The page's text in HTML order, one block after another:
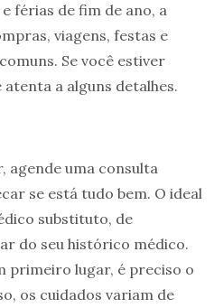
férias de fim de ano, a
viagens, festas e
Se você estiver
a alguns detalhes.
agende uma consulta
se está tudo bem. O ideal
substituto, de
do seu histórico médico.
primeiro lugar, é preciso o
os cuidados variam de